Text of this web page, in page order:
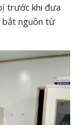
trước khi đưa
bắt nguồn từ